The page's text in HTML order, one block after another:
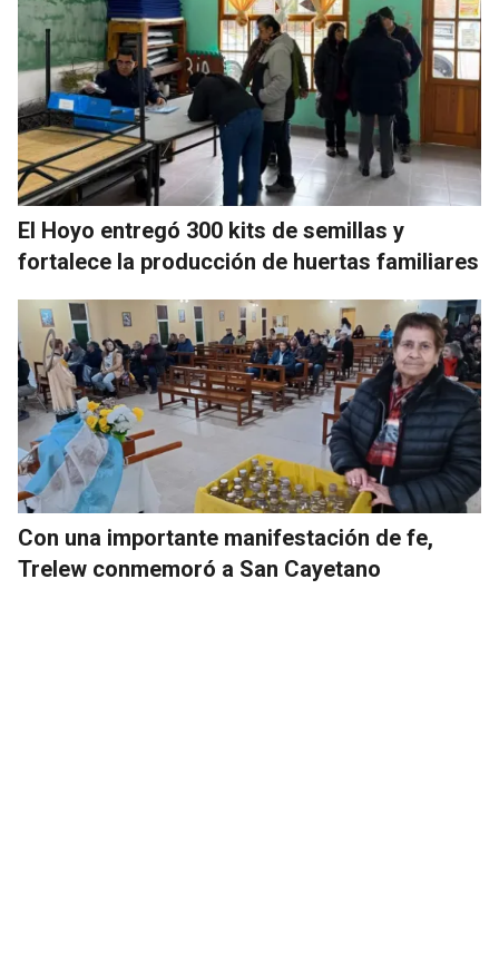
El Hoyo entregó 300 kits de semillas y
fortalece la producción de huertas familiares
Con una importante manifestación de fe,
Trelew conmemoró a San Cayetano